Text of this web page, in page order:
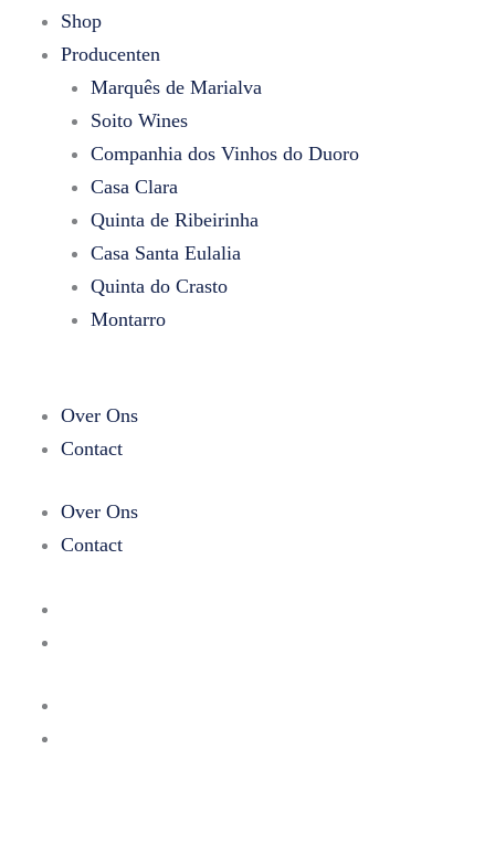
Shop
Producenten
Marquês de Marialva
Soito Wines
Companhia dos Vinhos do Duoro
Casa Clara
Quinta de Ribeirinha
Casa Santa Eulalia
Quinta do Crasto
Montarro
Over Ons
Contact
Over Ons
Contact